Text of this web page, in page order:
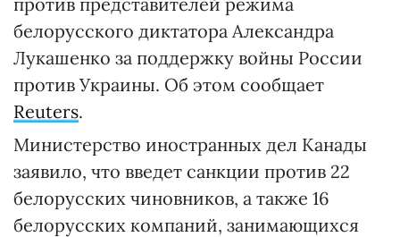
белорусского диктатора Александра
Лукашенко за поддержку войны России
против Украины. Об этом сообщает
Reuters.
Министерство иностранных дел Канады
заявило, что введет санкции против 22
белорусских чиновников, а также 16
белорусских компаний, занимающихся